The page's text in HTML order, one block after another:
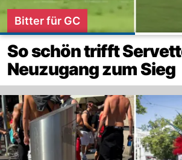
Bitter für GC
So schön trifft
Neuzugang zum Sieg